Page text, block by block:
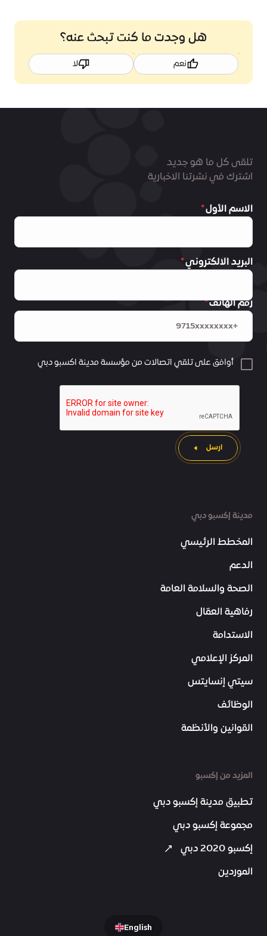
هل وجدت ما كنت تبحث عنه؟
نعم لا
مدينة إكسبو دبي
المخطط الرئيسي
الدعم
الصحة والسلامة العامة
رفاهية العمّال
الاستدامة
المركز الإعلامي
سيتي إنسايتس
الوظائف
القوانين والأنظمة
المزيد من إكسبو
تطبيق مدينة إكسبو دبي
مجموعة إكسبو دبي
إكسبو 2020 دبي
الموردين
تلقى كل ما هو جديد
اشترك في نشرتنا الاخبارية
الاسم الأول
البريد الالكتروني
رقم الهاتف
أوافق على تلقي اتصالات من مؤسسة مدينة اكسبو دبي
ارسل
English